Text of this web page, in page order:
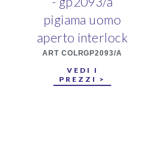
pigiama uomo
aperto interlock
ART COLRGP2093/A
VEDI I
PREZZI >